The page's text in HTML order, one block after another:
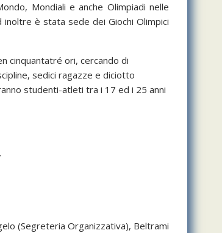
Mondiali e anche Olimpiadi nelle
è stata sede dei Giochi Olimpici
cinquantatré ori, cercando di
sedici ragazze e diciotto
studenti-atleti tra i 17 ed i 25 anni
.
(Segreteria Organizzativa), Beltrami